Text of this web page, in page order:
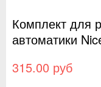
секционной